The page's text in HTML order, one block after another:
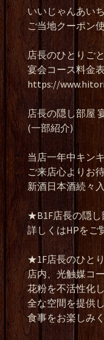
いいじゃんあい
ご当地クーポン
店長のひとりご
宴会コース料金
https://
店長の隠し部屋
(一部紹介)
当店一年中キン
ご来店心よりお
★B1F店長の隠し
詳しくはHPをご
★1F店長のひと
店内、光触媒コ
花粉を不活性化
全な空間を提供
食事をお楽しみ